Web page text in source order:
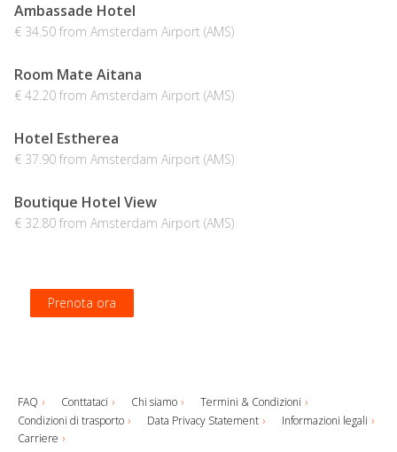
Ambassade Hotel
€ 34.50 from Amsterdam Airport (AMS)
Prenota ora
Room Mate Aitana
€ 42.20 from Amsterdam Airport (AMS)
Prenota ora
Hotel Estherea
€ 37.90 from Amsterdam Airport (AMS)
Prenota ora
Boutique Hotel View
€ 32.80 from Amsterdam Airport (AMS)
Prenota ora
FAQ Conttataci Chi siamo
Termini & Condizioni
Condizioni di trasporto
Data Privacy Statement
Informazioni legali
Carriere